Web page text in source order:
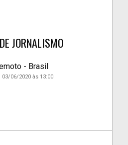
JORNALISMO
- Brasil
06/2020 às 13:00